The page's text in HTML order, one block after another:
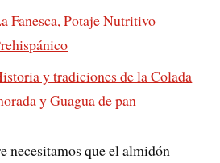
Fanesca, Potaje Nutritivo
y tradiciones de la Colada
y Guagua de pan
necesitamos que el almidón